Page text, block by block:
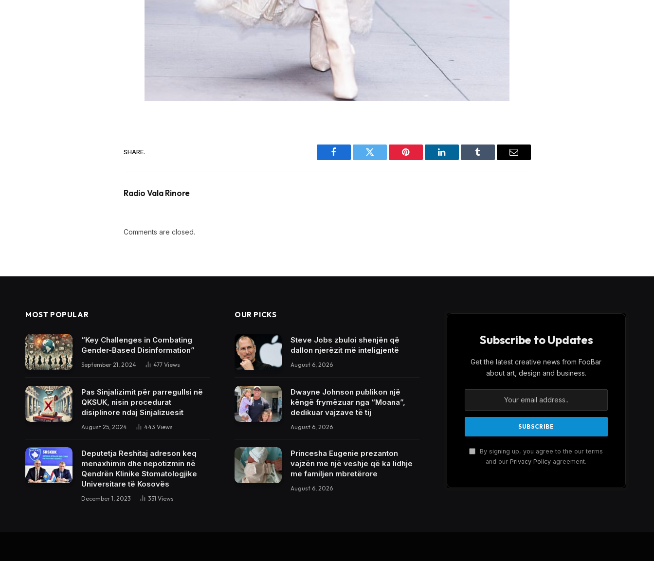
SHARE.
Facebook Twitter Pinterest LinkedIn Tumblr Email
Radio Vala Rinore
Comments are closed.
MOST POPULAR
“Key Challenges in Combating
Gender-Based Disinformation”
September 21, 2024 477 Views
Pas Sinjalizimit për parregullsi në
QKSUK, nisin procedurat
disiplinore ndaj Sinjalizuesit
August 25, 2024 443 Views
Deputetja Reshitaj adreson keq
menaxhimin dhe nepotizmin në
Qendrën Klinike Stomatologjike
Universitare të Kosovës
December 1, 2023 351 Views
OUR PICKS
Steve Jobs zbuloi shenjën që
dallon njerëzit më inteligjentë
August 6, 2026
Dwayne Johnson publikon një
këngë frymëzuar nga “Moana”,
dedikuar vajzave të tij
August 6, 2026
Princesha Eugenie prezanton
vajzën me një veshje që ka lidhje
me familjen mbretërore
August 6, 2026
Subscribe to Updates
Get the latest creative news from FooBar
about art, design and business.
By signing up, you agree to the our terms
and ourPrivacy Policy agreement.